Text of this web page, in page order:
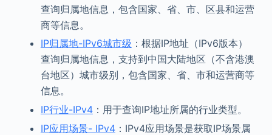
查询归属地信息，包含国家、省、市、区县和运营
商等信息。
IP归属地-IPv6城市级 ：根据IP地址（IPv6版本）
查询归属地信息，支持到中国大陆地区（不含港澳
台地区）城市级别，包含国家、省、市和运营商等
信息。
IP行业-IPv4：用于查询IP地址所属的行业类型。
IP应用场景- IPv4：IPv4应用场景是获取IP场景属